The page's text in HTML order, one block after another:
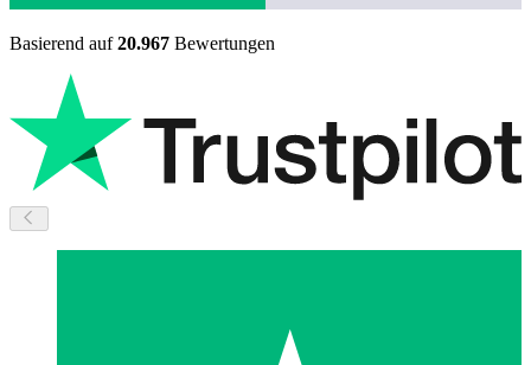
Basierend auf20.967 Bewertungen